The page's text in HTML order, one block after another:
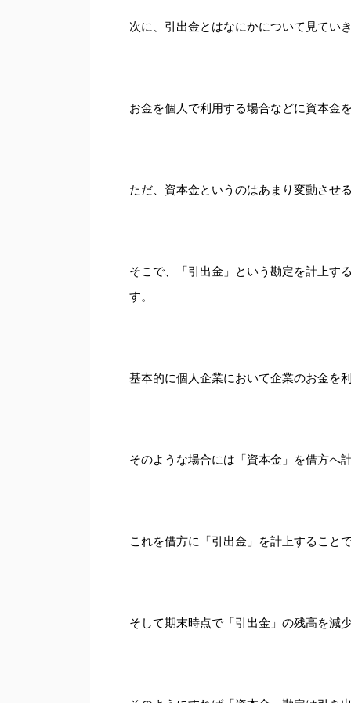
次に、引出金とはなにかについて見ていき
お金を個人で利用する場合などに資本金
ただ、資本金というのはあまり変動させ
そこで、「引出金」という勘定を計上す
す。
基本的に個人企業において企業のお金を
そのような場合には「資本金」を借方へ
これを借方に「引出金」を計上することで
そして期末時点で「引出金」の残高を減